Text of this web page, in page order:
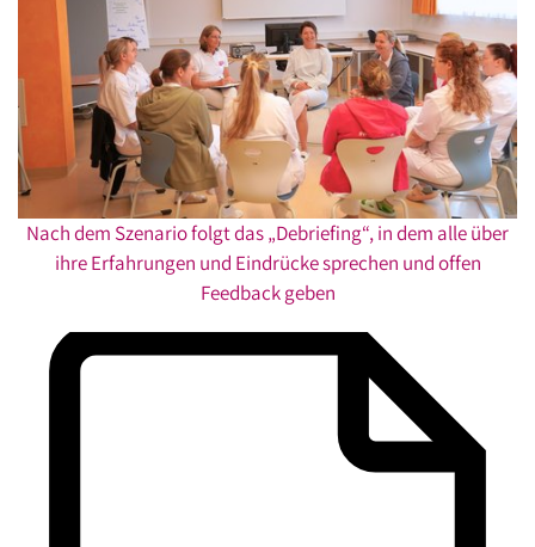
Nach dem Szenario folgt das „Debriefing“, in dem alle über
ihre Erfahrungen und Eindrücke sprechen und offen
Feedback geben